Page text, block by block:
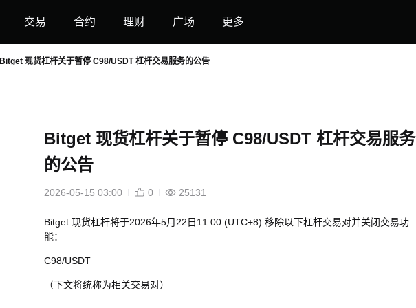
交易 合约 理财 广场 更多
Bitget 现货杠杆关于暂停 C98/USDT 杠杆交易服务的公告
Bitget 现货杠杆关于暂停 C98/USDT 杠杆交易服务
的公告
2026-05-15 03:00 0 25131
Bitget 现货杠杆将于2026年5月22日11:00 (UTC+8) 移除以下杠杆交易对并关闭交易功
能：
C98/USDT
（下文将统称为相关交易对）